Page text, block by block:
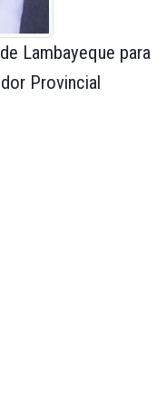
Lambayeque para
Provincial